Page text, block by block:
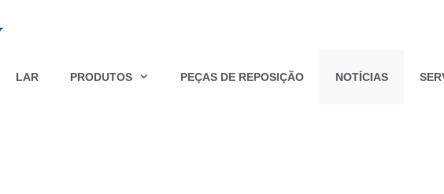
LAR PRODUTOS PEÇAS DE REPOSIÇÃO NOTÍCIAS